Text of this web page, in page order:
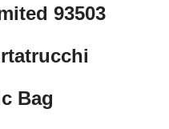
93503
Bag